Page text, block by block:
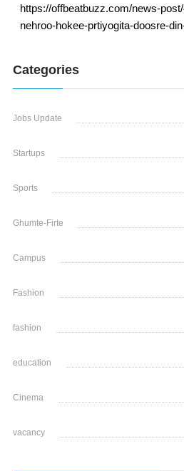
https://offbeatbuzz.com/news-
nehroo-hokee-prtiyogita-doosre-
Categories
Jobs Update
Startups
Sports
Ghumte-Firte
Campus
Fashion
fashion
education
Cinema
vacancy